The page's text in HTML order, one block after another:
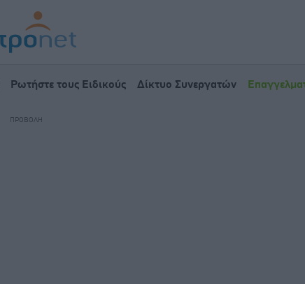
Ρωτήστε τους Ειδικούς Δίκτυο Συνεργατών